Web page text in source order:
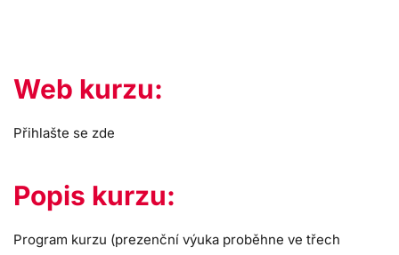
Web kurzu:
Přihlašte se zde
Popis kurzu:
Program kurzu (prezenční výuka proběhne ve třech